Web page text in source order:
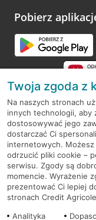
Pobierz
RODO
Regulamin serwisu
Mapa serwisu
PolitykaCookies
Twoja zgoda z
Na naszych stronach
innych technologii, aby
dostosowywać jego
dostarczać Ci
internetowych.
odrzucić pliki cookie –
serwisu. Zgody są
momencie. Wyrażenie
prezentować Ci lepiej
stronach Credit
Analityka